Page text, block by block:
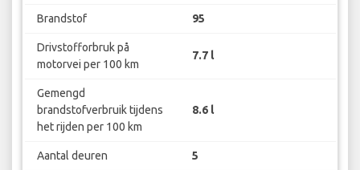
Brandstof 95
Drivstofforbruk på
motorvei per 100 km
7.7 l
Gemengd
brandstofverbruik tijdens
het rijden per 100 km
8.6 l
Aantal deuren 5